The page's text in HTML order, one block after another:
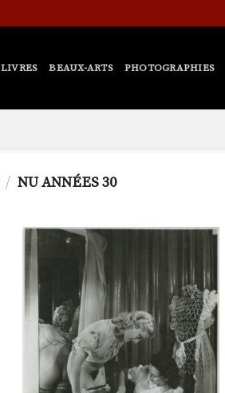
LIVRES BEAUX-ARTS PHOTOGRAPHIES
/ NU ANNÉES 30
Ajouter
à la
liste de
souhaits